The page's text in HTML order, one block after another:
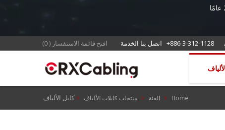
افتح قائمة الاستفسار (
) +886-3-312-1128
Home الفئة منتجات كابلات الألياف كابل الألياف